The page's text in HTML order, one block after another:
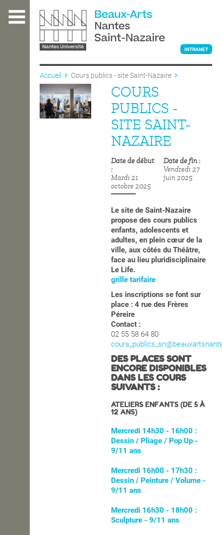
contenu
L'ÉCOLE
INTRANET
Accueil Cours publics - site Saint-Nazaire
COURS
PUBLICS -
SITE SAINT-
NAZAIRE
Date de début
Mardi 21
octobre 2025
Date de fin
Vendredi 27
juin 2025
Le site de Saint-Nazaire
propose des cours publics
enfants, adolescents et
adultes, en plein cœur de la
ville, aux côtés du Théâtre,
face au lieu pluridisciplinaire
Le Life.
grille tarifaire
Les inscriptions se font sur
place : 4 rue des Frères
Péreire
Contact :
02 55 58 64 80
DES PLACES SONT
ENCORE DISPONIBLES
DANS LES COURS
SUIVANTS :
ATELIERS ENFANTS (DE 5 À
12 ANS)
Mercredi 14h30 - 16h00 :
Dessin / Pliage / Pop Up -
9/11 ans
Mercredi 16h00 - 17h30 :
Dessin / Peinture / Volume -
9/11 ans
Mercredi 16h30 - 18h00 :
Sculpture - 9/11 ans